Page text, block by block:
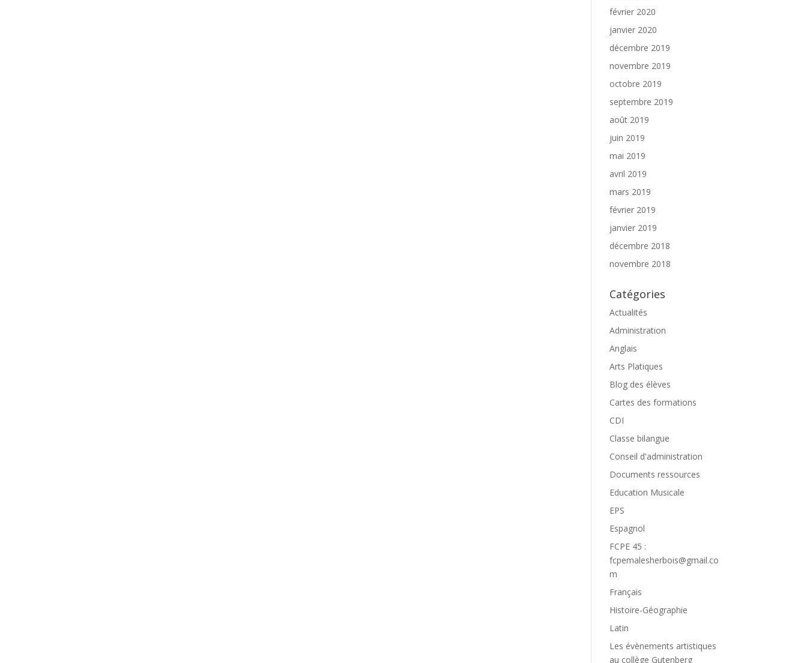
février 2020
janvier 2020
décembre 2019
novembre 2019
octobre 2019
septembre 2019
août 2019
juin 2019
mai 2019
avril 2019
mars 2019
février 2019
janvier 2019
décembre 2018
novembre 2018
Catégories
Actualités
Administration
Anglais
Arts Platiques
Blog des élèves
Cartes des formations
CDI
Classe bilangue
Conseil d'administration
Documents ressources
Education Musicale
EPS
Espagnol
FCPE 45 :
fcpemalesherbois@gmail.co
m
Français
Histoire-Géographie
Latin
Les évènements artistiques
au collège Gutenberg